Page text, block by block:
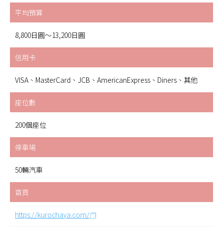
平均預算
8,800日圓～13,200日圓
信用卡
VISA、MasterCard、JCB、AmericanExpress、Diners、其他
座位數
200個座位
停車場
50輛汽車
首頁
https://kurochaya.com/